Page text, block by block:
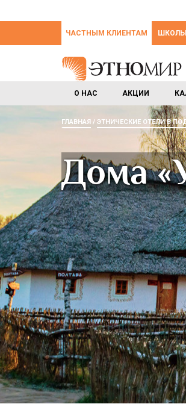
ЧАСТНЫМ КЛИЕНТАМ
О НАС АКЦИИ
ГЛАВНАЯ ЭТНИЧЕСКИЕ ОТЕЛИ В
Дома